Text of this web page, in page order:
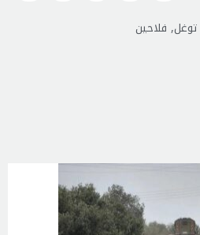
توغل, فلاحين